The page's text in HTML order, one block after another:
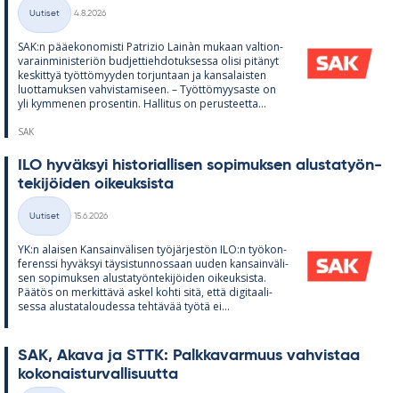
Kategoriat
Uutiset
4.8.2026
SAK:n pää­e­ko­no­misti Pat­rizio Lainàn mu­kaan val­tion­
va­rain­mi­nis­te­riön bud­jet­tieh­do­tuk­sessa olisi pi­tä­nyt
kes­kit­tyä työt­tö­myy­den tor­jun­taan ja kan­sa­lais­ten
luot­ta­muk­sen vah­vis­ta­mi­seen. – Työt­tö­myy­saste on
yli kym­me­nen pro­sen­tin. Hal­li­tus on pe­rus­teetta...
SAK
ILO hy­väk­syi his­to­rial­li­sen so­pi­muk­sen alus­ta­työn­
te­ki­jöi­den oi­keuk­sista
Kategoriat
Uutiset
15.6.2026
YK:n alai­sen Kan­sain­vä­li­sen työ­jär­jes­tön ILO:n työ­kon­
fe­renssi hy­väk­syi täy­sis­tun­nos­saan uu­den kan­sain­vä­li­
sen so­pi­muk­sen alus­ta­työn­te­ki­jöi­den oi­keuk­sista.
Pää­tös on mer­kit­tävä as­kel kohti sitä, että di­gi­taa­li­
sessa alus­ta­ta­lou­dessa teh­tä­vää työtä ei...
SAK, Akava ja STTK: Palk­ka­var­muus vah­vis­taa
ko­ko­nais­tur­val­li­suutta